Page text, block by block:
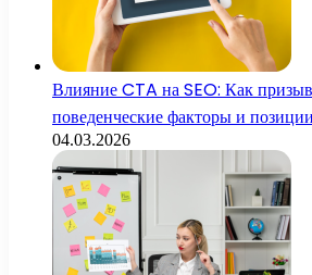
Влияние CTA на SEO: Как
поведенческие факторы и
04.03.2026